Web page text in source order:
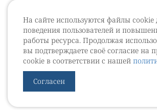
На сайте используются файлы cookie
поведения пользователей и
работы ресурса. Продолжая
вы подтверждаете своё согласие на
cookie в соответствии с нашей
Согласен